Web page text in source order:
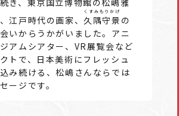
き、東京国立博物館の松嶋雅
江戸時代の画家、久隅守景
くすみもりかげ
の
いからうかがいました。アニ
アムシアター、VR展覧会など
トで、日本美術にフレッシュ
み続ける、松嶋さんならでは
ージです。